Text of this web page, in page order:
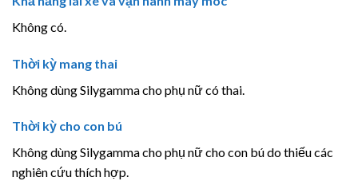
Không có.
Thời kỳ mang thai
Không dùng Silygamma cho phụ nữ có thai.
Thời kỳ cho con bú
Không dùng Silygamma cho phụ nữ cho con bú do thiếu các
nghiên cứu thích hợp.